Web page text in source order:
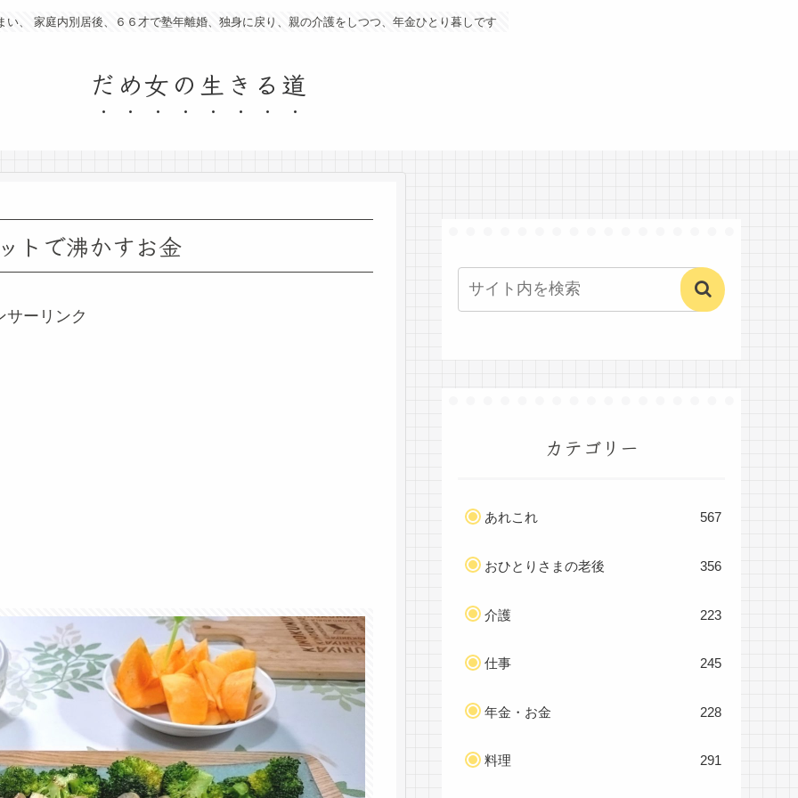
い、 家庭内別居後、６６才で塾年離婚、独身に戻り、親の介護をしつつ、年金ひとり暮しです
だめ女の生きる道
トで沸かすお金
サーリンク
カテゴリー
あれこれ 567
おひとりさまの老後 356
介護 223
仕事 245
年金・お金 228
料理 291